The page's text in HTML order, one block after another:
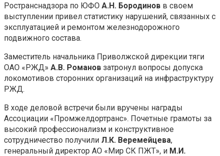
Ространснадзора по ЮФО А.Н. Бородинов в своем
выступлении привел статистику нарушений, связанных с
эксплуатацией и ремонтом железнодорожного
подвижного состава.
Заместитель начальника Приволжской дирекции тяги
ОАО «РЖД» А.В. Романов затронул вопросы допуска
локомотивов сторонних организаций на инфраструктуру
РЖД.
В ходе деловой встречи были вручены награды
Ассоциации «Промжелдортранс». Почетные грамоты за
высокий профессионализм и конструктивное
сотрудничество получили Л.К. Веремейцева,
генеральный директор АО «Мир СК ПЖТ», и М.И.